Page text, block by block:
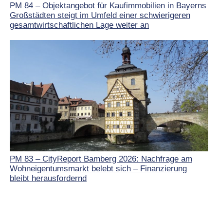
PM 84 – Objektangebot für Kaufimmobilien in Bayerns
Großstädten steigt im Umfeld einer schwierigeren
gesamtwirtschaftlichen Lage weiter an
PM 83 – CityReport Bamberg 2026: Nachfrage am
Wohneigentumsmarkt belebt sich – Finanzierung
bleibt herausfordernd